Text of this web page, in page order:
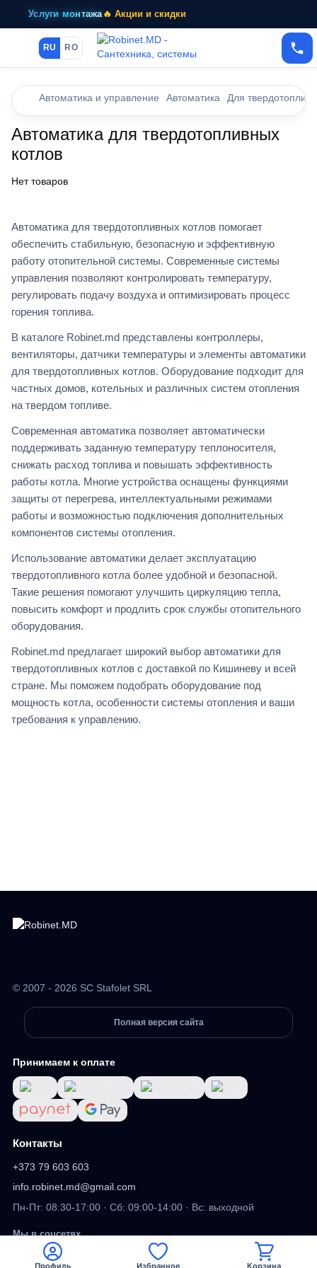
Услуги монтажа🔥 Акции и скидки
RU RO
Автоматика и управление Автоматика Для
Автоматика для твердотопливных
котлов
Нет товаров
Автоматика для твердотопливных котлов помогает
обеспечить стабильную, безопасную и эффективную
работу отопительной системы. Современные системы
управления позволяют контролировать температуру,
регулировать подачу воздуха и оптимизировать процесс
горения топлива.
В каталоге Robinet.md представлены контроллеры,
вентиляторы, датчики температуры и элементы автоматики
для твердотопливных котлов. Оборудование подходит для
частных домов, котельных и различных систем отопления
на твердом топливе.
Современная автоматика позволяет автоматически
поддерживать заданную температуру теплоносителя,
снижать расход топлива и повышать эффективность
работы котла. Многие устройства оснащены функциями
защиты от перегрева, интеллектуальными режимами
работы и возможностью подключения дополнительных
компонентов системы отопления.
Использование автоматики делает эксплуатацию
твердотопливного котла более удобной и безопасной.
Такие решения помогают улучшить циркуляцию тепла,
повысить комфорт и продлить срок службы отопительного
оборудования.
Robinet.md предлагает широкий выбор автоматики для
твердотопливных котлов с доставкой по Кишиневу и всей
стране. Мы поможем подобрать оборудование под
мощность котла, особенности системы отопления и ваши
требования к управлению.
© 2007 - 2026 SC Stafolet SRL
Полная версия сайта
Принимаем к оплате
Контакты
+373 79 603 603
info.robinet.md@gmail.com
Пн-Пт: 08:30-17:00 · Сб: 09:00-14:00 · Вс: выходной
Мы в соцсетях
Профиль Избранное Корзина